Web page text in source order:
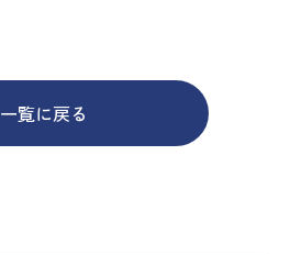
一覧に戻る